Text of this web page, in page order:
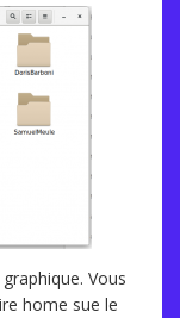
Vous
home sue le